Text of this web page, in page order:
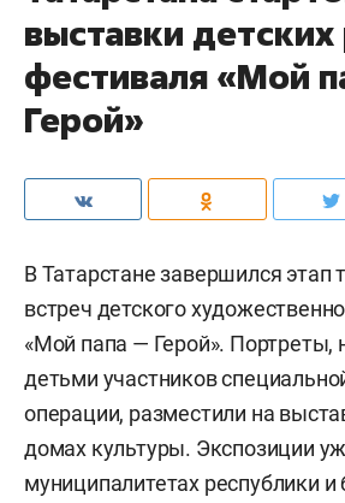
выставки
фестиваля «Мой
Герой»
В Татарстане завершился этап
встреч детского
«Мой папа — Герой». Портреты,
детьми участников
операции, разместили на
домах культуры. Экспозиции
муниципалитетах республики и